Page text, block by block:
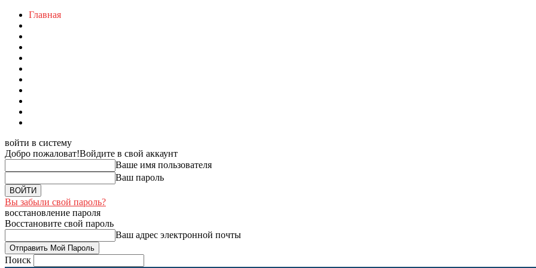
Главная
войти в систему
Добро пожаловат!Войдите в свой аккаунт
Ваше имя пользователя
Ваш пароль
Вы забыли свой пароль?
восстановление пароля
Восстановите свой пароль
Ваш адрес электронной почты
Поиск